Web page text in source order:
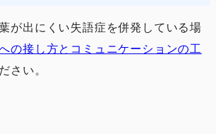
が出にくい失語症を併発している場
の接し方とコミュニケーションの工
さい。